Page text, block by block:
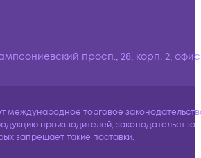
просп., 28, корп. 2,
международное торговое
производителей, законодательство
запрещает такие поставки.